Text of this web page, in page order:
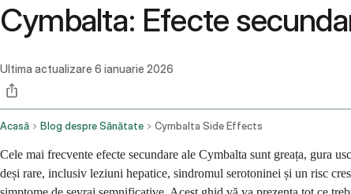
Cymbalta: Efecte
Ultima actualizare 6 ianuarie 2026
Acasă Blog despre Sănătate Cymbalta Side Effects
Cele mai frecvente efecte secundare ale Cymbalta sunt greața, gura
deși rare, inclusiv leziuni hepatice, sindromul serotoninei și un risc